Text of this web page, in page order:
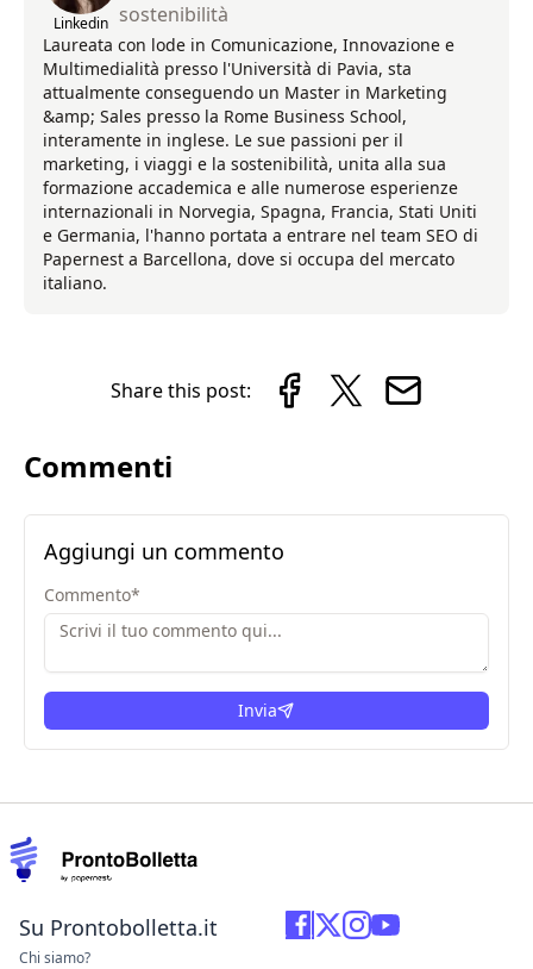
Linkedin sostenibilità
Laureata con lode in Comunicazione, Innovazione e
Multimedialità presso l'Università di Pavia, sta
attualmente conseguendo un Master in Marketing
&amp; Sales presso la Rome Business School,
interamente in inglese. Le sue passioni per il
marketing, i viaggi e la sostenibilità, unita alla sua
formazione accademica e alle numerose esperienze
internazionali in Norvegia, Spagna, Francia, Stati Uniti
e Germania, l'hanno portata a entrare nel team SEO di
Papernest a Barcellona, dove si occupa del mercato
italiano.
Share this post:
Commenti
Aggiungi un commento
Commento*
Invia
Su Prontobolletta.it
Chi siamo?